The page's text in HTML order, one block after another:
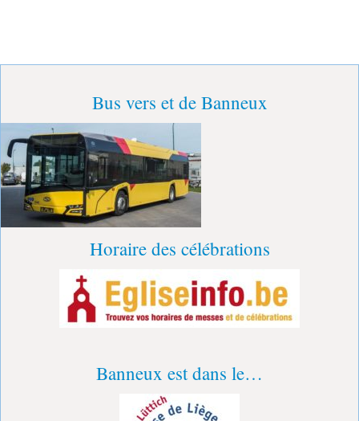
Bus vers et de Banneux
Horaire des célébrations
Banneux est dans le…